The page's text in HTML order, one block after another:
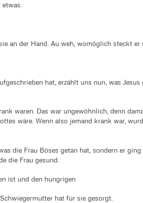
an der Hand. Au weh, womöglich steckt er
hat, erzählt uns nun, was
waren. Das war ungewöhnlich, denn
wäre. Wenn also jemand krank war,
die Frau Böses getan hat, sondern er ging
die Frau gesund.
ist und den hungrigen
hat für sie gesorgt.